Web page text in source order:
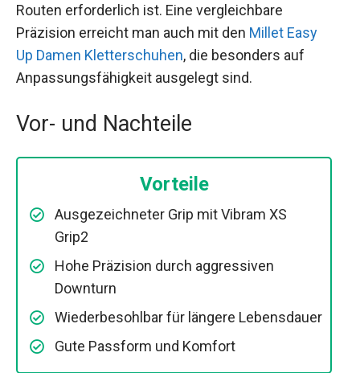
Routen erforderlich ist. Eine vergleichbare
Präzision erreicht man auch mit den Millet Easy
Up Damen Kletterschuhen, die besonders auf
Anpassungsfähigkeit ausgelegt sind.
Vor- und Nachteile
Vorteile
Ausgezeichneter Grip mit Vibram XS
Grip2
Hohe Präzision durch aggressiven
Downturn
Wiederbesohlbar für längere Lebensdauer
Gute Passform und Komfort